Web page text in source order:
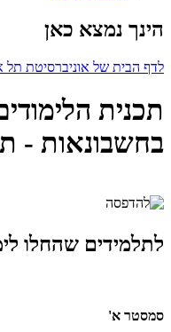
הינך נמצא כאן
לדף הבית של אוניברסיטת תל
תכנית
בחשבונאות -
לתלמידים שהחלו
סמסטר א'